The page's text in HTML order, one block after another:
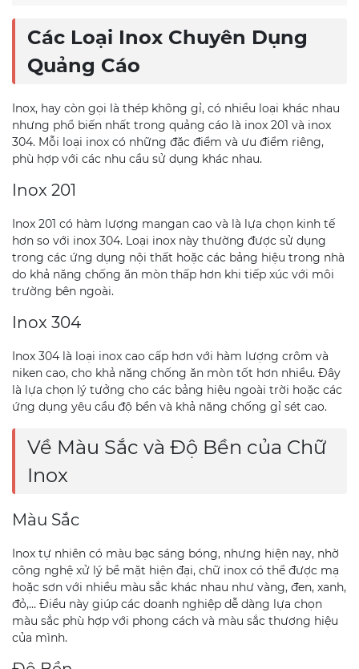
Các Loại Inox Chuyên Dụng
Quảng Cáo
Inox, hay còn gọi là thép không gỉ, có nhiều loại khác nhau
nhưng phổ biến nhất trong quảng cáo là inox 201 và inox
304. Mỗi loại inox có những đặc điểm và ưu điểm riêng,
phù hợp với các nhu cầu sử dụng khác nhau.
Inox 201
Inox 201 có hàm lượng mangan cao và là lựa chọn kinh tế
hơn so với inox 304. Loại inox này thường được sử dụng
trong các ứng dụng nội thất hoặc các bảng hiệu trong nhà
do khả năng chống ăn mòn thấp hơn khi tiếp xúc với môi
trường bên ngoài.
Inox 304
Inox 304 là loại inox cao cấp hơn với hàm lượng crôm và
niken cao, cho khả năng chống ăn mòn tốt hơn nhiều. Đây
là lựa chọn lý tưởng cho các bảng hiệu ngoài trời hoặc các
ứng dụng yêu cầu độ bền và khả năng chống gỉ sét cao.
Về Màu Sắc và Độ Bền của Chữ
Inox
Màu Sắc
Inox tự nhiên có màu bạc sáng bóng, nhưng hiện nay, nhờ
công nghệ xử lý bề mặt hiện đại, chữ inox có thể được mạ
hoặc sơn với nhiều màu sắc khác nhau như vàng, đen, xanh,
đỏ,… Điều này giúp các doanh nghiệp dễ dàng lựa chọn
màu sắc phù hợp với phong cách và màu sắc thương hiệu
của mình.